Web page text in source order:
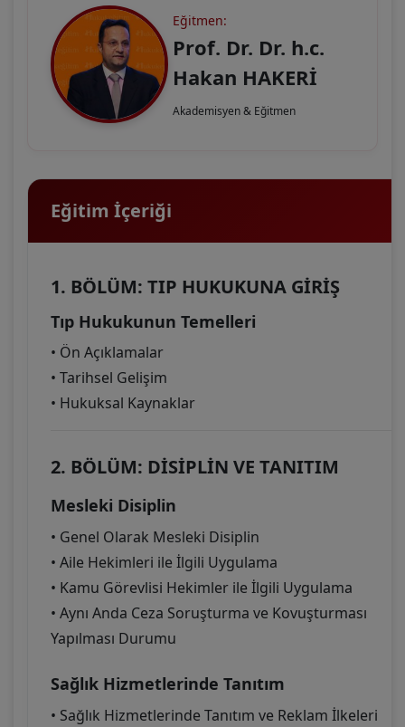
Eğitmen:
Prof. Dr. Dr. h.c.
Hakan HAKERİ
Akademisyen & Eğitmen
Eğitim İçeriği
1. BÖLÜM: TIP HUKUKUNA GİRİŞ
Tıp Hukukunun Temelleri
• Ön Açıklamalar
• Tarihsel Gelişim
• Hukuksal Kaynaklar
2. BÖLÜM: DİSİPLİN VE TANITIM
Mesleki Disiplin
• Genel Olarak Mesleki Disiplin
• Aile Hekimleri ile İlgili Uygulama
• Kamu Görevlisi Hekimler ile İlgili Uygulama
• Aynı Anda Ceza Soruşturma ve Kovuşturması
Yapılması Durumu
Sağlık Hizmetlerinde Tanıtım
• Sağlık Hizmetlerinde Tanıtım ve Reklam İlkeleri